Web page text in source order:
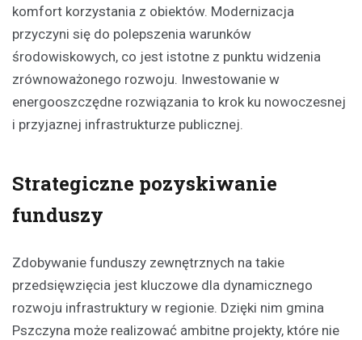
komfort korzystania z obiektów. Modernizacja
przyczyni się do polepszenia warunków
środowiskowych, co jest istotne z punktu widzenia
zrównoważonego rozwoju. Inwestowanie w
energooszczędne rozwiązania to krok ku nowoczesnej
i przyjaznej infrastrukturze publicznej.
Strategiczne pozyskiwanie
funduszy
Zdobywanie funduszy zewnętrznych na takie
przedsięwzięcia jest kluczowe dla dynamicznego
rozwoju infrastruktury w regionie. Dzięki nim gmina
Pszczyna może realizować ambitne projekty, które nie